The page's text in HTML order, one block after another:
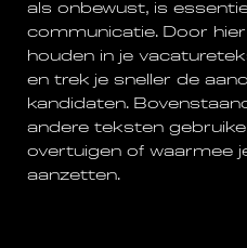
als onbewust, is
communicatie. Door
houden in je
en trek je sneller de
kandidaten.
andere teksten
overtuigen of waarmee
aanzetten.